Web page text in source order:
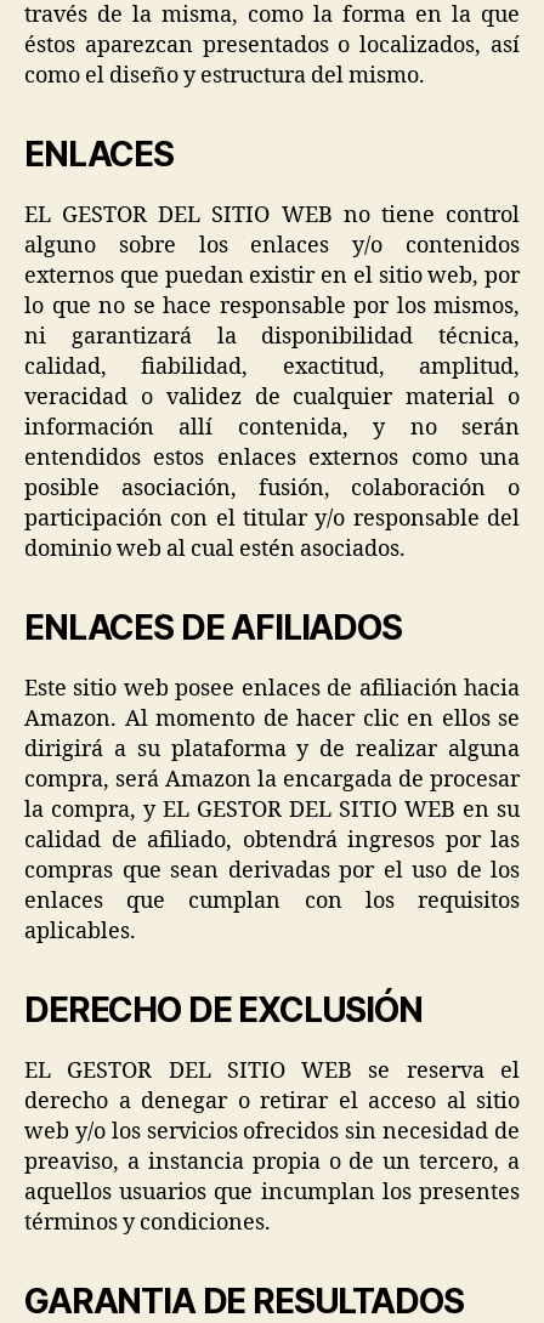
través de la misma, como la forma en la que
éstos aparezcan presentados o localizados, así
como el diseño y estructura del mismo.
ENLACES
EL GESTOR DEL SITIO WEB no tiene control
alguno sobre los enlaces y/o contenidos
externos que puedan existir en el sitio web, por
lo que no se hace responsable por los mismos,
ni garantizará la disponibilidad técnica,
calidad, fiabilidad, exactitud, amplitud,
veracidad o validez de cualquier material o
información allí contenida, y no serán
entendidos estos enlaces externos como una
posible asociación, fusión, colaboración o
participación con el titular y/o responsable del
dominio web al cual estén asociados.
ENLACES DE AFILIADOS
Este sitio web posee enlaces de afiliación hacia
Amazon. Al momento de hacer clic en ellos se
dirigirá a su plataforma y de realizar alguna
compra, será Amazon la encargada de procesar
la compra, y EL GESTOR DEL SITIO WEB en su
calidad de afiliado, obtendrá ingresos por las
compras que sean derivadas por el uso de los
enlaces que cumplan con los requisitos
aplicables.
DERECHO DE EXCLUSIÓN
EL GESTOR DEL SITIO WEB se reserva el
derecho a denegar o retirar el acceso al sitio
web y/o los servicios ofrecidos sin necesidad de
preaviso, a instancia propia o de un tercero, a
aquellos usuarios que incumplan los presentes
términos y condiciones.
GARANTIA DE RESULTADOS